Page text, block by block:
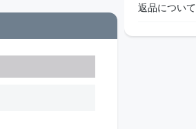
返品について